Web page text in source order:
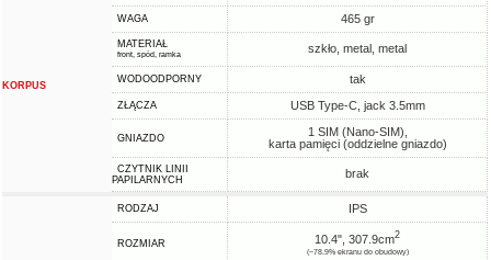
KORPUS
WAGA 465 gr
MATERIAŁ
front, spód, ramka szkło, metal, metal
WODOODPORNY tak
ZŁĄCZA USB Type-C, jack 3.5mm
GNIAZDO
1 SIM (Nano-SIM),
karta pamięci (oddzielne gniazdo)
CZYTNIK LINII
PAPILARNYCH
brak
RODZAJ IPS
ROZMIAR 10.4", 307.9cm2
(~78.9% ekranu do obudowy)